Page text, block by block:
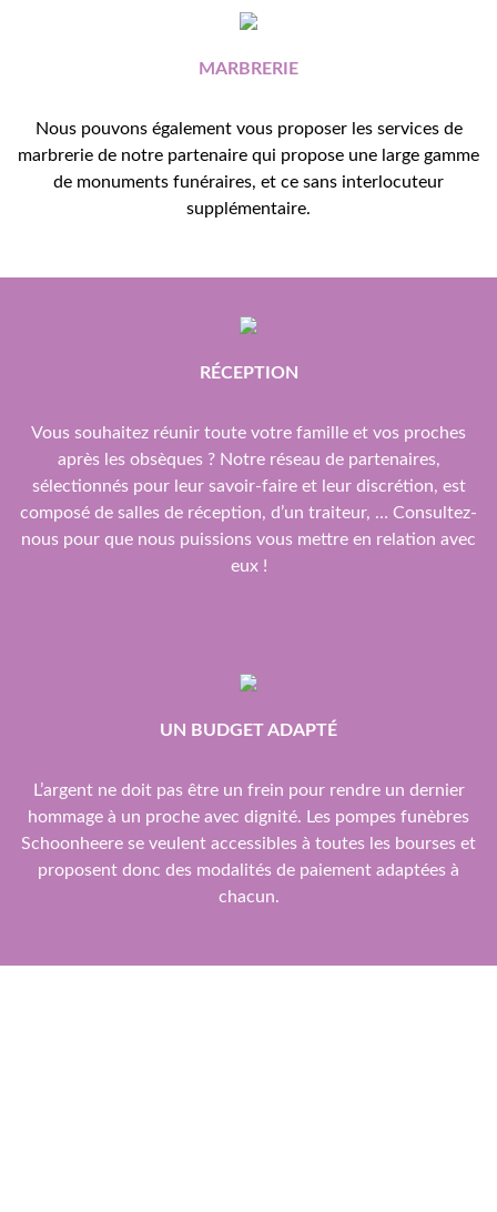
MARBRERIE
Nous pouvons également vous proposer les services de
marbrerie de notre partenaire qui propose une large gamme
de monuments funéraires, et ce sans interlocuteur
supplémentaire.
RÉCEPTION
Vous souhaitez réunir toute votre famille et vos proches
après les obsèques ? Notre réseau de partenaires,
sélectionnés pour leur savoir-faire et leur discrétion, est
composé de salles de réception, d’un traiteur, … Consultez-
nous pour que nous puissions vous mettre en relation avec
eux !
UN BUDGET ADAPTÉ
L’argent ne doit pas être un frein pour rendre un dernier
hommage à un proche avec dignité. Les pompes funèbres
Schoonheere se veulent accessibles à toutes les bourses et
proposent donc des modalités de paiement adaptées à
chacun.